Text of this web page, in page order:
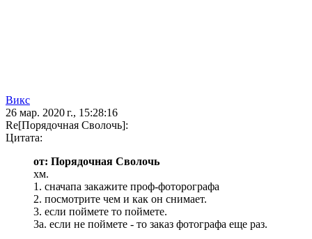
Викс
26 мар. 2020 г., 15:28:16
Re[Порядочная Сволочь]:
Цитата:
от: Порядочная Сволочь
хм.
1. сначапа закажите проф-фоторографа
2. посмотрите чем и как он снимает.
3. если поймете то поймете.
3а. если не поймете - то заказ фотографа еще раз.